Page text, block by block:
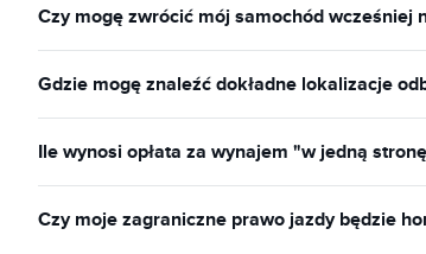
Czy mogę zwrócić mój samochód wcześniej
Gdzie mogę znaleźć dokładne lokalizacje
Ile wynosi opłata za wynajem "w jedną
Czy moje zagraniczne prawo jazdy będzie